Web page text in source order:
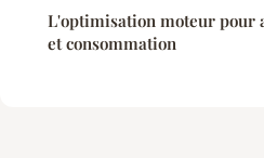
L'optimisation moteur pour
et consommation